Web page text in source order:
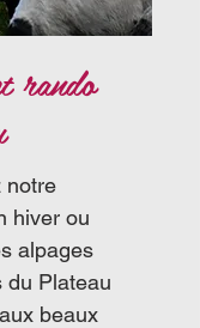
rando
notre
hiver ou
alpages
du Plateau
beaux